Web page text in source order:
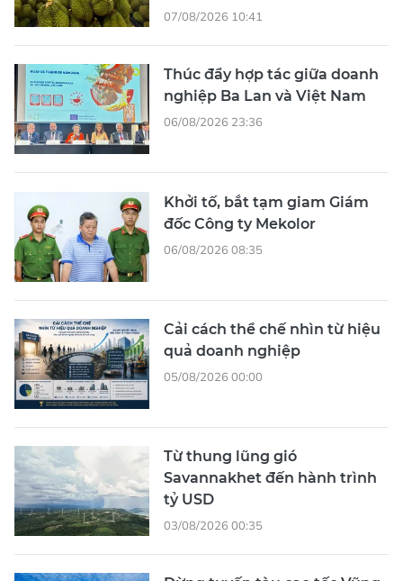
07/08/2026 10:41
Thúc đẩy hợp tác giữa doanh
nghiệp Ba Lan và Việt Nam
06/08/2026 23:36
Khởi tố, bắt tạm giam Giám
đốc Công ty Mekolor
06/08/2026 08:35
Cải cách thể chế nhìn từ hiệu
quả doanh nghiệp
05/08/2026 00:00
Từ thung lũng gió
Savannakhet đến hành trình
tỷ USD
03/08/2026 00:35